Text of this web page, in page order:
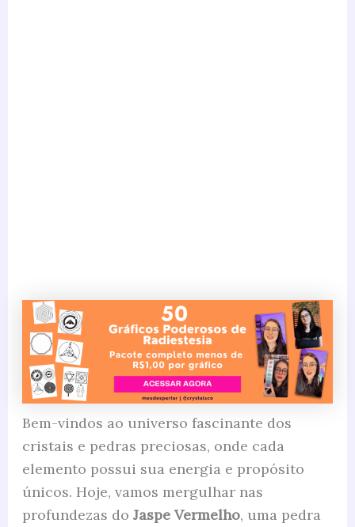
Bem-vindos ao universo fascinante dos
cristais e pedras preciosas, onde cada
elemento possui sua energia e propósito
únicos. Hoje, vamos mergulhar nas
profundezas do Jaspe Vermelho, uma pedra